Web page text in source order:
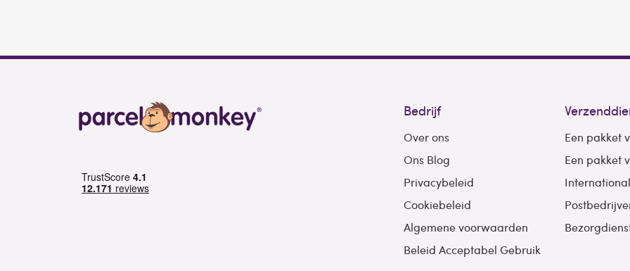
Bedrijf
Over ons
Ons Blog
Privacybeleid
Cookiebeleid
Algemene voorwaarden
Beleid Acceptabel Gebruik
Een pakket
Een pakket